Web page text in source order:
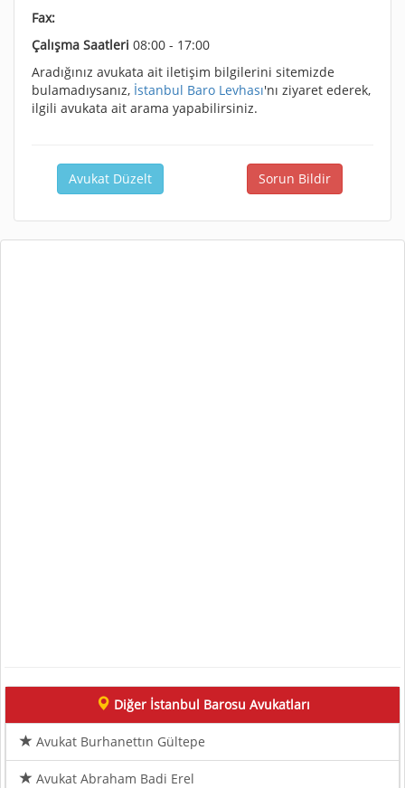
Fax:
Çalışma Saatleri 08:00 - 17:00
Aradığınız avukata ait iletişim bilgilerini sitemizde
bulamadıysanız, İstanbul Baro Levhası'nı ziyaret ederek,
ilgili avukata ait arama yapabilirsiniz.
Avukat Düzelt Sorun Bildir
Diğer İstanbul Barosu Avukatları
Avukat Burhanettın Gültepe
Avukat Abraham Badi Erel